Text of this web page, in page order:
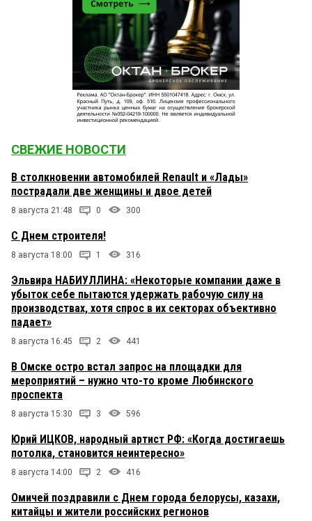
СВЕЖИЕ НОВОСТИ
В столкновении автомобилей Renault и «Лады»
пострадали две женщины и двое детей
8 августа 21:48 0 300
С Днем строителя!
8 августа 18:00 1 316
Эльвира НАБИУЛЛИНА: «Некоторые компании даже в
убыток себе пытаются удержать рабочую силу на
производствах, хотя спрос в их секторах объективно
падает»
8 августа 16:45 2 441
В Омске остро встал запрос на площадки для
мероприятий – нужно что-то кроме Любинского
проспекта
8 августа 15:30 3 596
Юрий ИЦКОВ, народный артист РФ: «Когда достигаешь
потолка, становится неинтересно»
8 августа 14:00 2 416
Омичей поздравили с Днем города белорусы, казахи,
китайцы и жители российских регионов